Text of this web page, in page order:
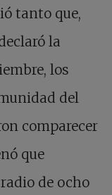
tanto que,
la
los
del
comparecer
que
de ocho